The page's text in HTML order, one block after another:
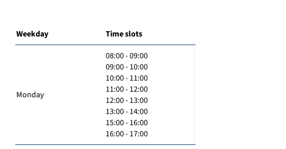
Weekday Time slots
Monday
08:00 - 09:00
09:00 - 10:00
10:00 - 11:00
11:00 - 12:00
12:00 - 13:00
13:00 - 14:00
15:00 - 16:00
16:00 - 17:00